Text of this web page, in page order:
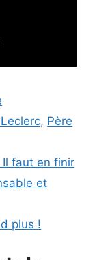
, Père
faut en finir
et
plus !